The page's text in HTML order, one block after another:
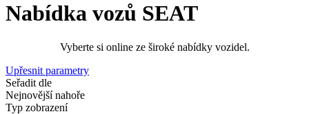
Nabídka vozů SEAT
Vyberte si online ze široké nabídky vozidel.
Upřesnit parametry
Seřadit dle
Nejnovější nahoře
Typ zobrazení